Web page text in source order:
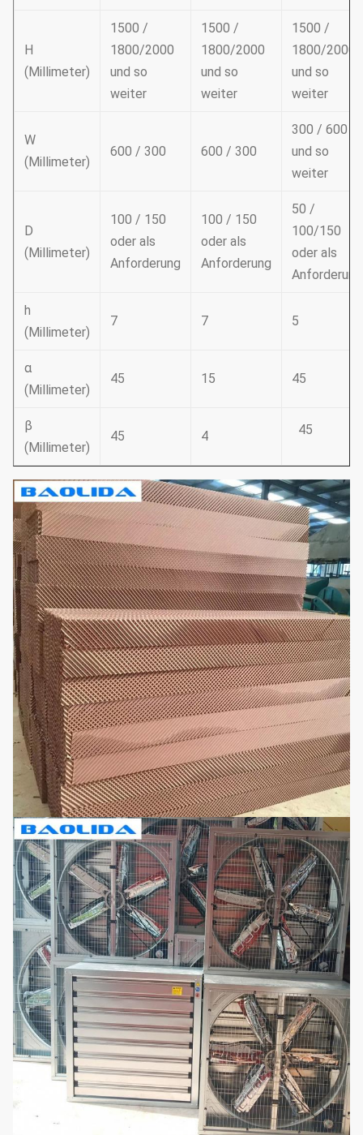
H
(Millimeter)
1500 /
1800/2000
und so
weiter
1500 /
1800/2000
und so
weiter
1500 /
1800/2000
und so
weiter
W
(Millimeter)
600 / 300 600 / 300
300 / 600
und so
weiter
D
(Millimeter)
100 / 150
oder als
Anforderung
100 / 150
oder als
Anforderung
50 /
100/150
oder als
Anforderung
h
(Millimeter)
7 7 5
α
(Millimeter)
45 15 45
β
(Millimeter)
45 4 45